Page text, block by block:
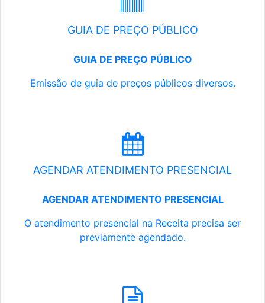
GUIA DE PREÇO PÚBLICO
GUIA DE PREÇO PÚBLICO
Emissão de guia de preços públicos diversos.
AGENDAR ATENDIMENTO PRESENCIAL
AGENDAR ATENDIMENTO PRESENCIAL
O atendimento presencial na Receita precisa ser
previamente agendado.